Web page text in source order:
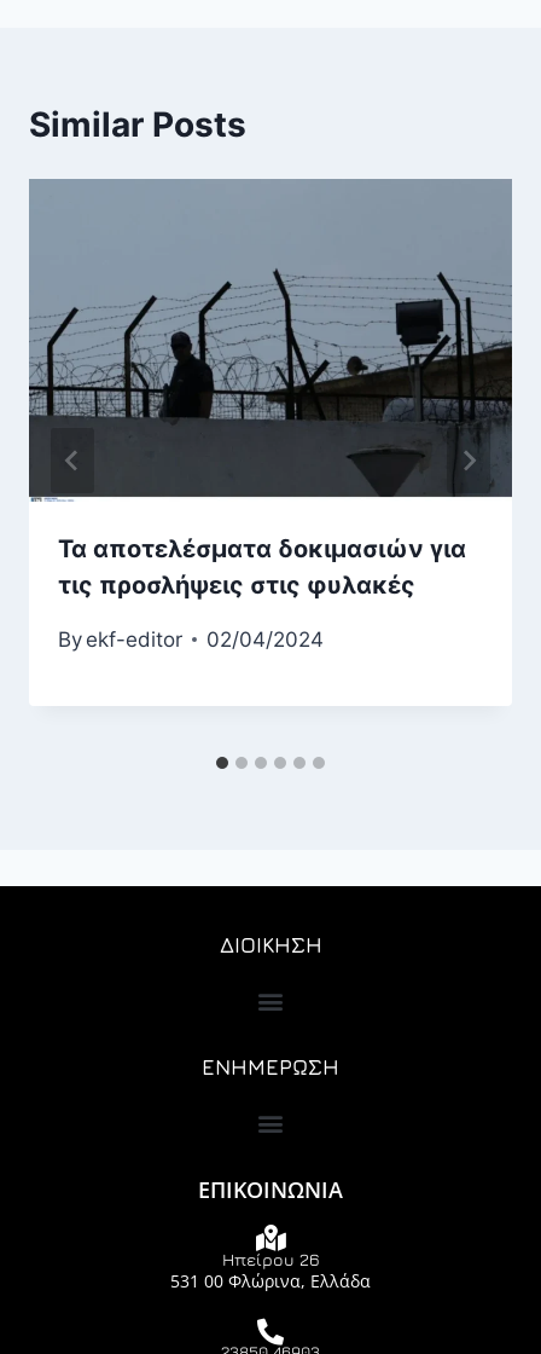
Similar Posts
Τα αποτελέσματα δοκιμασιών για
τις προσλήψεις στις φυλακές
By ekf-editor 02/04/2024
ΔΙΟΙΚΗΣΗ
ΕΝΗΜΕΡΩΣΗ
ΕΠΙΚΟΙΝΩΝΙΑ
Ηπείρου 26
531 00 Φλώρινα, Ελλάδα